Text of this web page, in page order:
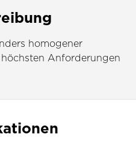
homogener
Anforderungen